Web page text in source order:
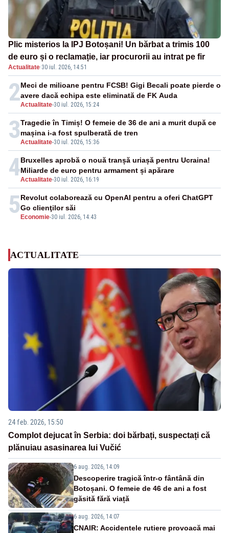
Plic misterios la IPJ Botoșani! Un bărbat a trimis 100
de euro și o reclamație, iar procurorii au intrat pe fir
Actualitate·30 iul. 2026, 14:51
2Actualitate-30 iul. 2026, 15:24
Meci de milioane pentru FCSB! Gigi Becali poate pierde o
avere dacă echipa este eliminată de FK Auda
3Actualitate-30 iul. 2026, 15:36
Tragedie în Timiș! O femeie de 36 de ani a murit după ce
mașina i-a fost spulberată de tren
4Actualitate-30 iul. 2026, 16:19
Bruxelles aprobă o nouă tranșă uriașă pentru Ucraina!
Miliarde de euro pentru armament și apărare
5 Economie-30 iul. 2026, 14:43
Revolut colaborează cu OpenAI pentru a oferi ChatGPT
Go clienţilor săi
ACTUALITATE
24 feb. 2026, 15:50
Complot dejucat în Serbia: doi bărbați, suspectați că
plănuiau asasinarea lui Vučić
6 aug. 2026, 14:09
Descoperire tragică într-o fântână din
Botoșani. O femeie de 46 de ani a fost
găsită fără viață
6 aug. 2026, 14:07
CNAIR: Accidentele rutiere provoacă mai